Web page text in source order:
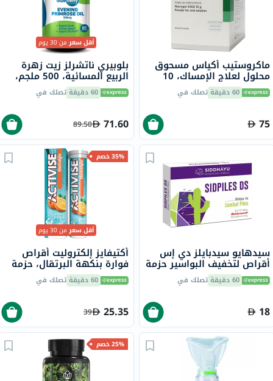
ماكروستيب أكياس مسحوق
محلول لعلاج الإمساك، 10
جرام، 30 قطعة 60 دقيقة تصلك في
75
أقل سعرمن 30 يوم
بلوبيري ناتشرلز زيت زهرة
الربيع المسائية، 500 ملجم،
60 كبسولة هلامية 60 دقيقة تصلك في
71.60
89.50
سيدهايو سيدبايلز دي إس
أقراص لتخفيف البواسير حزمة
من 30 60 دقيقة تصلك في
18
35% خصم
أقل سعرمن 30 يوم
أكتيفايز إلكتروليت أقراص
فوارة بنكهة البرتقال، حزمة
من 20 60 دقيقة تصلك في
25.35
39
25% خصم